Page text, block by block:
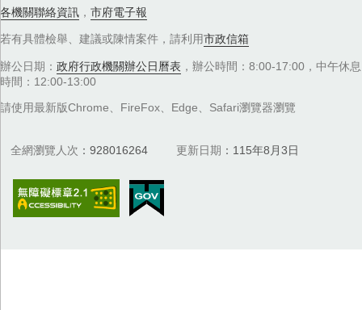
各機關聯絡資訊 ， 市府電子報
若有具體檢舉、建議或陳情案件，請利用市政信箱
辦公日期： 政府行政機關辦公日曆表 ，辦公時間：8:00-17:00，中午休息
時間：12:00-13:00
請使用最新版Chrome、FireFox、Edge、Safari瀏覽器瀏覽
全網瀏覽人次 928016264 更新日期 115年8月3日